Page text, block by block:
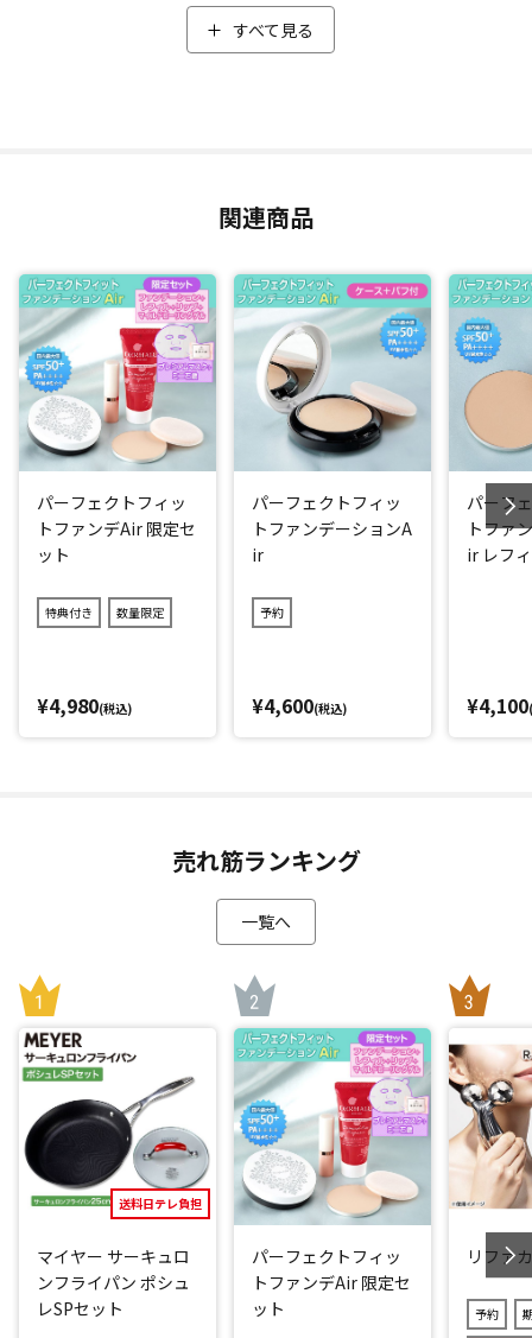
コレ１つでベースメイクが完成！
簡単、時短でパパっとベースメイクができちゃうので、普段
追加した、中が空洞になっている「エアリーライトパウダ
ー」。
「多孔質パウダー」が汗や余分な皮脂を吸着しテカリと化粧
崩れを抑え、新たに追加した「エアリーライトパウダー」が
汗・皮脂をさらに吸着してくれるので、サラサラ感がより持
続するようになりました！パウダーにははっ水処理を施して
いるから、汗をかいても崩れにくくなっています。
国内最大値のSPF50+ PA++++はキープ。紫外線対策もバッチ
リです！
水に浸かった後に、「SPF」を保持できるかを示す「UV耐水
汗や皮脂などでも落ちにくいウオータープルーフタイプ(化粧
様々な肌トーンに合うカラー＆肌悩みもカバー
その秘密は配合された「8色の偏光パウダー」。肌色をコント
ロールし、悩みを自然にカバー。お肌に透明感や輝きを与え
キレイに見せてくれます。(※メーキャップ効果による)
ツヤ肌を目指しました。
美容成分追加
花粉やPM2.5などでゆらぎやすいお肌もガード(*2)。さらに、
3種類のコラーゲンと４種類のヒアルロン酸、ナノビタミンカ
プセルなど(*3)、お肌にうれしい成分をぜいたくに配合。
パラベンやアルコール、鉱物油、合成香料、タール色素も不
使用です。
*1：2016年5月～2026年3月(メーカー調べ)
*2：化粧膜による物理的効果
*3：
すべて見る
関連商品
パーフェクトフィッ
トファンデAir 限定セ
ット
特典付き 数量限定
¥4,980(税込)
パーフェクトフィッ
トファンデーションA
ir
予約
¥4,600(税込)
パーフ
トファ
ir レフ
¥4,100
売れ筋ランキング
一覧へ
送料日テレ負担
マイヤー サーキュロ
ンフライパン ポシュ
レSPセット
パーフェクトフィッ
トファンデAir 限定セ
ット
リファ
予約